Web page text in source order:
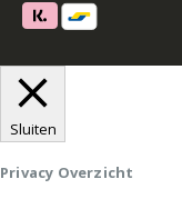
Sluiten
Privacy Overzicht